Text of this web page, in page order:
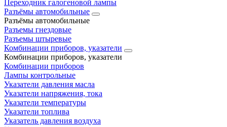
Переходник галогеновой лампы
Разъёмы автомобильные
Разъёмы автомобильные
Разъемы гнездовые
Разъемы штыревые
Комбинации приборов, указатели
Комбинации приборов, указатели
Комбинации приборов
Лампы контрольные
Указатели давления масла
Указатели напряжения, тока
Указатели температуры
Указатели топлива
Указатель давления воздуха